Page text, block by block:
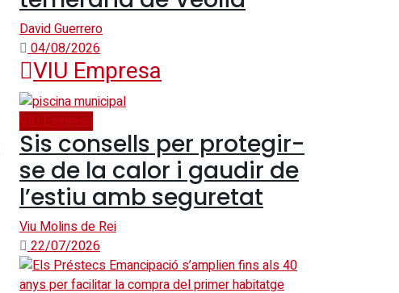
David Guerrero
04/08/2026
VIU Empresa
VIU Empresa
Sis consells per protegir-
se de la calor i gaudir de
l’estiu amb seguretat
Viu Molins de Rei
22/07/2026